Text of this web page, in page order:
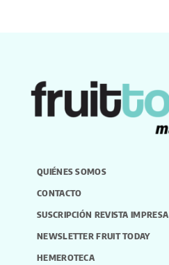
QUIÉNES SOMOS
CONTACTO
SUSCRIPCIÓN REVISTA IMPRESA
NEWSLETTER FRUIT TODAY
HEMEROTECA